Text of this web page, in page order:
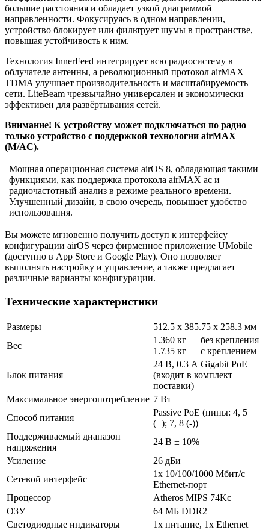
большие расстояния и обладает узкой диаграммой
направленности. Фокусируясь в одном направлении,
устройство блокирует или фильтрует шумы в пространстве,
повышая устойчивость к ним.
Технология InnerFeed интегрирует всю радиосистему в
облучателе антенны, а революционный протокол airMAX
TDMA улучшает производительность и масштабируемость
сети. LiteBeam чрезвычайно универсален и экономически
эффективен для развёртывания сетей.
Внимание! К устройству может подключаться по радио
только устройство с поддержкой технологии airMAX
(M/AC).
Мощная операционная система airOS 8, обладающая такими
функциями, как поддержка протокола airMAX ac и
радиочастотный анализ в режиме реального времени.
Улучшенный дизайн, в свою очередь, повышает удобство
использования.
Вы можете мгновенно получить доступ к интерфейсу
конфигурации airOS через фирменное приложение UMobile
(доступно в App Store и Google Play). Оно позволяет
выполнять настройку и управление, а также предлагает
различные варианты конфигурации.
Технические характеристики
Размеры
512.5 x 385.75 x 258.3 мм
Вес
1.360 кг — без крепления
1.735 кг — с креплением
Блок питания
24 В, 0.3 А Gigabit PoE
(входит в комплект
поставки)
Максимальное энергопотребление 7 Вт
Способ питания
Passive PoE (пины: 4, 5
(+); 7, 8 (-))
Поддерживаемый диапазон
напряжения
24 В ± 10%
Усиление
26 дБи
Сетевой интерфейс
1х 10/100/1000 Мбит/с
Ethernet-порт
Процессор
Atheros MIPS 74Kc
ОЗУ
64 МБ DDR2
Светодиодные индикаторы
1х питание, 1х Ethernet